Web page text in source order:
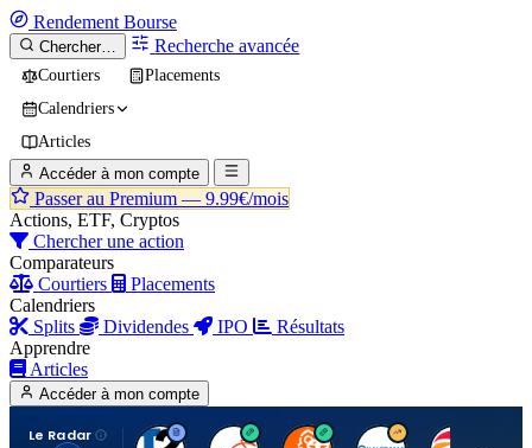
Rendement Bourse
Chercher… Recherche avancée
Courtiers
Placements
Calendriers
Articles
Accéder à mon compte
Passer au Premium — 9.99€/mois
Actions, ETF, Cryptos
Chercher une action
Comparateurs
Courtiers
Placements
Calendriers
Splits
Dividendes IPO
Résultats
Apprendre
Articles
Accéder à mon compte
Le Radar